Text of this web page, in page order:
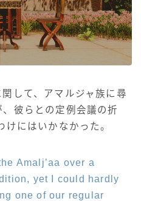
して、アマルジャ族に尋
彼らとの定例会議の折
けにはいかなかった。
Amalj’aa over a
yet I could hardly
one of our regular